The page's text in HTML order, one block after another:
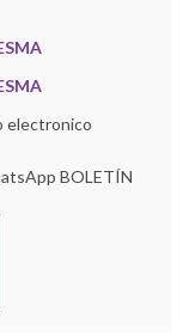
electronico
BOLETÍN